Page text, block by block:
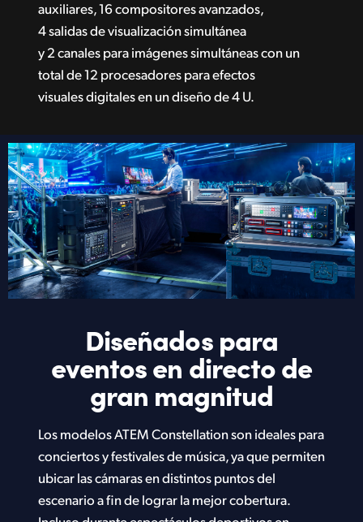
auxiliares, 16 compositores avanzados,
4 salidas de visualización simultánea
y 2 canales para imágenes simultáneas con un
total de 12 procesadores para efectos
visuales digitales en un diseño de 4 U.
Diseñados para
eventosen directo de
gran magnitud
Los modelos ATEM Constellation son ideales para
conciertos y festivales de música, ya que permiten
ubicar las cámaras en distintos puntos del
escenario a fin de lograr la mejor cobertura.